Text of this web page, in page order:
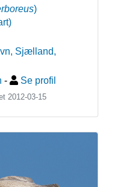
)
)
Sjælland,
- Se profil
2012-03-15